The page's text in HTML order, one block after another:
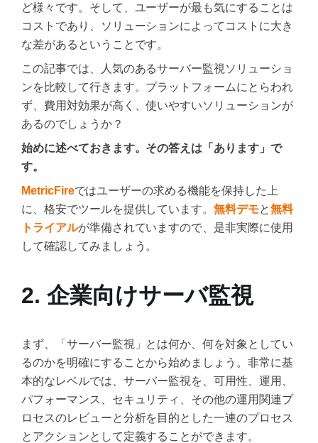
ど様々です。そして、ユーザーが最も気にすることは
コストであり、ソリューションによってコストに大き
な差があるということです。
この記事では、人気のあるサーバー監視ソリューショ
ンを比較して行きます。プラットフォームにとらわれ
ず、費用対効果が高く、使いやすいソリューションが
あるのでしょうか？
始めに述べておきます。その答えは「あります」で
す。
MetricFireではユーザーの求める機能を保持した上
に、格安でツールを提供しています。無料デモと無料
トライアルが準備されていますので、是非実際に使用
して確認してみましょう。
2. 企業向けサーバ監視
まず、「サーバー監視」とは何か、何を対象としてい
るのかを明確にすることから始めましょう。非常に基
本的なレベルでは、サーバー監視を、可用性、運用、
パフォーマンス、セキュリティ、その他の運用関連プ
ロセスのレビューと分析を目的とした一連のプロセス
とアクションとして定義することができます。